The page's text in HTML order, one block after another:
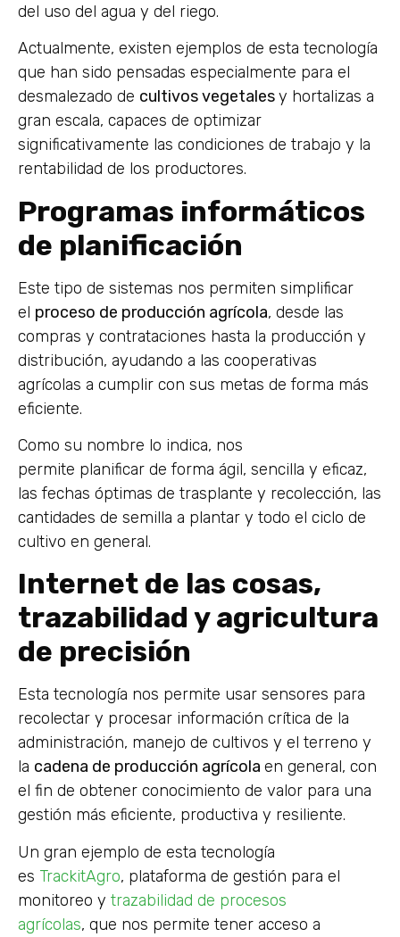
del uso del agua y del riego.
Actualmente, existen ejemplos de esta tecnología
que han sido pensadas especialmente para el
desmalezado de cultivos vegetalesy hortalizas a
gran escala, capaces de optimizar
significativamente las condiciones de trabajo y la
rentabilidad de los productores.
Programas informáticos
de planificación
Este tipo de sistemas nos permiten simplificar
el proceso de producción agrícola, desde las
compras y contrataciones hasta la producción y
distribución, ayudando a las cooperativas
agrícolas a cumplir con sus metas de forma más
eficiente.
Como su nombre lo indica, nos
permite planificar de forma ágil, sencilla y eficaz,
las fechas óptimas de trasplante y recolección, las
cantidades de semilla a plantar y todo el ciclo de
cultivo en general.
Internet de las cosas,
trazabilidad y agricultura
de precisión
Esta tecnología nos permite usar sensores para
recolectar y procesar información crítica de la
administración, manejo de cultivos y el terreno y
la cadena de producción agrícola en general, con
el fin de obtener conocimiento de valor para una
gestión más eficiente, productiva y resiliente.
Un gran ejemplo de esta tecnología
es TrackitAgro, plataforma de gestión para el
monitoreo y trazabilidad de procesos
agrícolas, que nos permite tener acceso a